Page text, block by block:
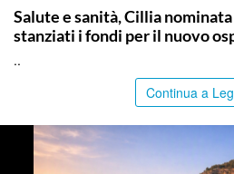
Salute e sanità, Cillia
stanziati i fondi per il nuovo
..
Continua a